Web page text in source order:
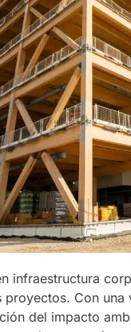
infraestructura
Con
del impacto